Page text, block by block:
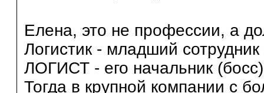
Елена, это не профессии, а
Логистик - младший
ЛОГИСТ - его начальник
Тогда в крупной компании с